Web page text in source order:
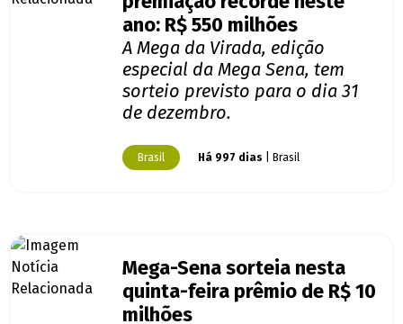
ano: R$ 550 milhões
A Mega da Virada, edição
especial da Mega Sena, tem
sorteio previsto para o dia 31
de dezembro.
Brasil Há 997 dias | Brasil
Mega-Sena sorteia nesta
quinta-feira prêmio de R$ 10
milhões